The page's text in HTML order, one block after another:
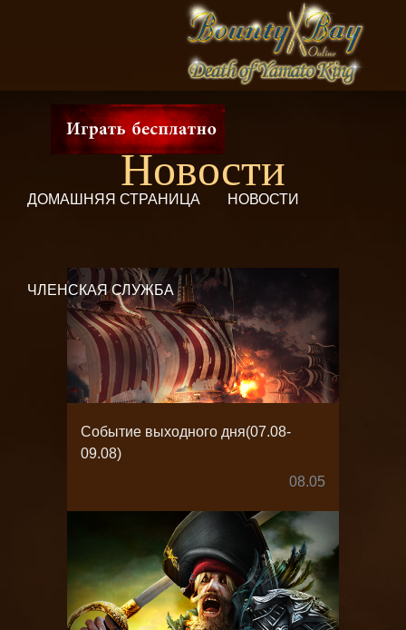
ДОМАШНЯЯ СТРАНИЦА НОВОСТИ
ЧЛЕНСКАЯ СЛУЖБА
Новости
Событие выходного дня(07.08-
09.08)
08.05